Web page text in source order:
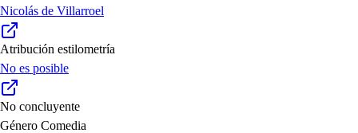
Nicolás de Villarroel
Atribución estilometría
No es posible
No concluyente
Género Comedia